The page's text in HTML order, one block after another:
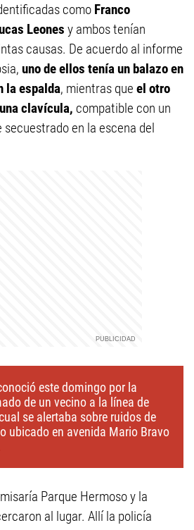
como Franco
Leones y ambos tenían
causas. De acuerdo al informe
uno de ellos tenía un balazo en
la espalda, mientras que el otro
clavícula, compatible con un
en la escena del
este domingo por la
de un vecino a la línea de
se alertaba sobre ruidos de
ubicado en avenida Mario Bravo
Parque Hermoso y la
al lugar. Allí la policía